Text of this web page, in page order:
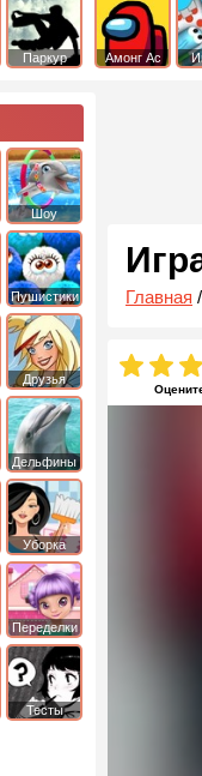
Паркур
Фанкин
Амонг Ас
Главная /
Шоу
дельфинов
Пушистики
Друзья
ангелов
Дельфины
Уборка
Переделки
Тесты